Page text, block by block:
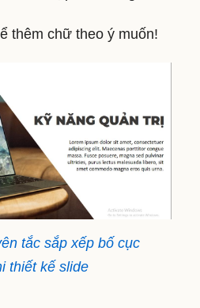
thêm chữ theo ý muốn!
tắc sắp xếp bố cục
thiết kế slide